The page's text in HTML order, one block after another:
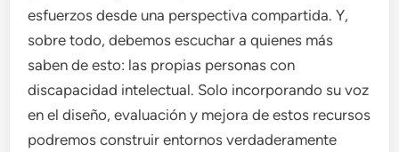
esfuerzos desde una perspectiva compartida. Y,
sobre todo, debemos escuchar a quienes más
saben de esto: las propias personas con
discapacidad intelectual. Solo incorporando su voz
en el diseño, evaluación y mejora de estos recursos
podremos construir entornos verdaderamente